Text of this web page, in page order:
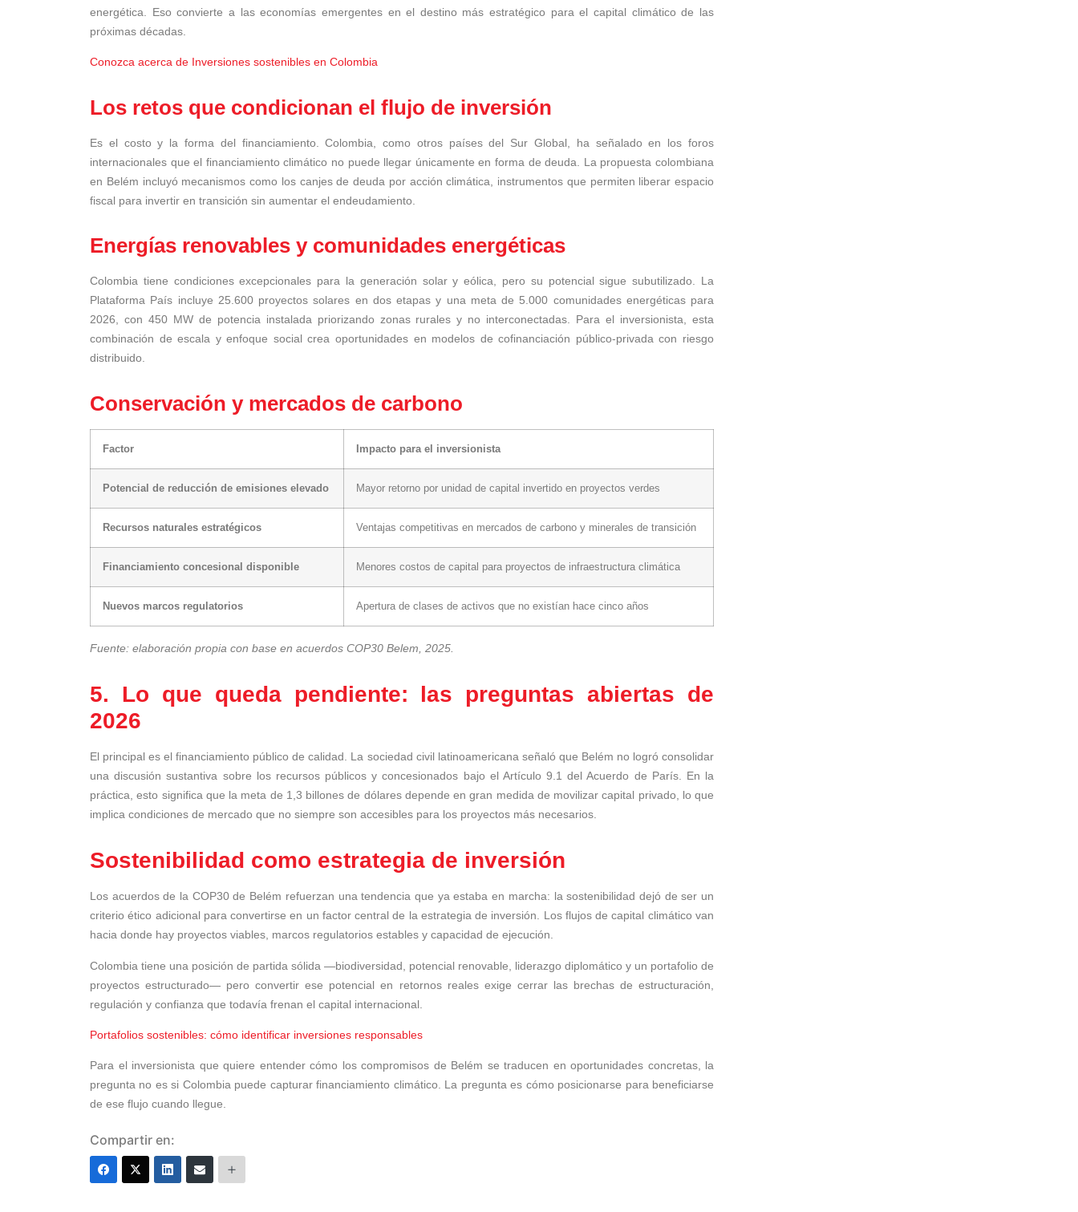
energética. Eso convierte a las economías emergentes en el destino más estratégico para el capital climático de las
próximas décadas.
Conozca acerca de Inversiones sostenibles en Colombia
Los retos que condicionan el flujo de inversión
Es el costo y la forma del financiamiento. Colombia, como otros países del Sur Global, ha señalado en los foros
internacionales que el financiamiento climático no puede llegar únicamente en forma de deuda. La propuesta colombiana
en Belém incluyó mecanismos como los canjes de deuda por acción climática, instrumentos que permiten liberar espacio
fiscal para invertir en transición sin aumentar el endeudamiento.
Energías renovables y comunidades energéticas
Colombia tiene condiciones excepcionales para la generación solar y eólica, pero su potencial sigue subutilizado. La
Plataforma País incluye 25.600 proyectos solares en dos etapas y una meta de 5.000 comunidades energéticas para
2026, con 450 MW de potencia instalada priorizando zonas rurales y no interconectadas. Para el inversionista, esta
combinación de escala y enfoque social crea oportunidades en modelos de cofinanciación público-privada con riesgo
distribuido.
Conservación y mercados de carbono
Factor Impacto para el inversionista
Potencial de reducción de emisiones elevado Mayor retorno por unidad de capital invertido en proyectos verdes
Recursos naturales estratégicos Ventajas competitivas en mercados de carbono y minerales de transición
Financiamiento concesional disponible Menores costos de capital para proyectos de infraestructura climática
Nuevos marcos regulatorios Apertura de clases de activos que no existían hace cinco años
Fuente: elaboración propia con base en acuerdos COP30 Belem, 2025.
5. Lo que queda pendiente: las preguntas abiertas de
2026
El principal es el financiamiento público de calidad. La sociedad civil latinoamericana señaló que Belém no logró consolidar
una discusión sustantiva sobre los recursos públicos y concesionados bajo el Artículo 9.1 del Acuerdo de París. En la
práctica, esto significa que la meta de 1,3 billones de dólares depende en gran medida de movilizar capital privado, lo que
implica condiciones de mercado que no siempre son accesibles para los proyectos más necesarios.
Sostenibilidad como estrategia de inversión
Los acuerdos de la COP30 de Belém refuerzan una tendencia que ya estaba en marcha: la sostenibilidad dejó de ser un
criterio ético adicional para convertirse en un factor central de la estrategia de inversión. Los flujos de capital climático van
hacia donde hay proyectos viables, marcos regulatorios estables y capacidad de ejecución.
Colombia tiene una posición de partida sólida —biodiversidad, potencial renovable, liderazgo diplomático y un portafolio de
proyectos estructurado— pero convertir ese potencial en retornos reales exige cerrar las brechas de estructuración,
regulación y confianza que todavía frenan el capital internacional.
Portafolios sostenibles: cómo identificar inversiones responsables
Para el inversionista que quiere entender cómo los compromisos de Belém se traducen en oportunidades concretas, la
pregunta no es si Colombia puede capturar financiamiento climático. La pregunta es cómo posicionarse para beneficiarse
de ese flujo cuando llegue.
Compartir en: